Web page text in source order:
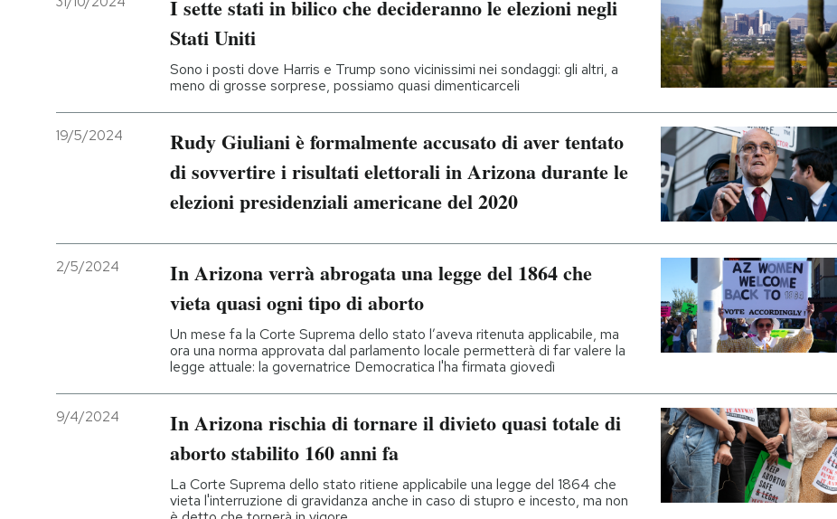
I sette stati in bilico che decideranno le elezioni negli
Stati Uniti
Sono i posti dove Harris e Trump sono vicinissimi nei sondaggi: gli altri, a
meno di grosse sorprese, possiamo quasi dimenticarceli
19/5/2024
Rudy Giuliani è formalmente accusato di aver tentato
di sovvertire i risultati elettorali in Arizona durante le
elezioni presidenziali americane del 2020
2/5/2024
In Arizona verrà abrogata una legge del 1864 che
vieta quasi ogni tipo di aborto
Un mese fa la Corte Suprema dello stato l’aveva ritenuta applicabile, ma
ora una norma approvata dal parlamento locale permetterà di far valere la
legge attuale: la governatrice Democratica l'ha firmata giovedì
9/4/2024
In Arizona rischia di tornare il divieto quasi totale di
aborto stabilito 160 anni fa
La Corte Suprema dello stato ritiene applicabile una legge del 1864 che
vieta l'interruzione di gravidanza anche in caso di stupro e incesto, ma non